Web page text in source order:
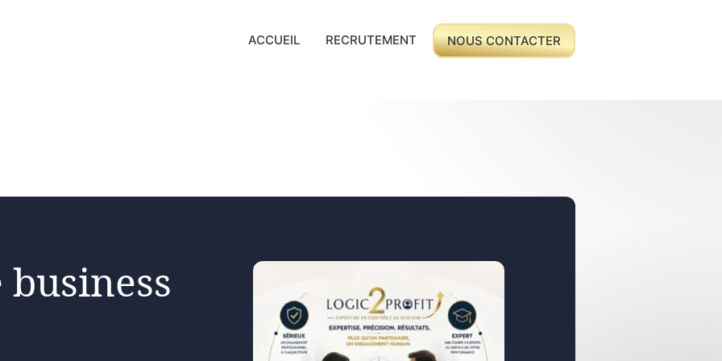
ACCUEIL RECRUTEMENT NOUS CONTACTER